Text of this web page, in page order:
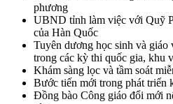
phương
UBND tỉnh làm việc với Quỹ
của Hàn Quốc
Tuyên dương học sinh và giáo
trong các kỳ thi quốc gia, khu
Khám sàng lọc và tầm soát
Bước tiến mới trong phát triển
Đồng bào Công giáo đổi mới